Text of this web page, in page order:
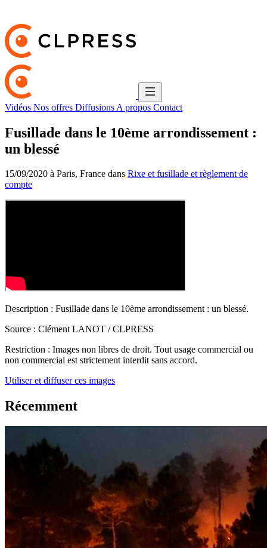
Vidéos Nos offres Diffusions A propos Contact
Fusillade dans le 10ème arrondissement :
un blessé
15/09/2020 à Paris, France dans Rixe et fusillade et règlement de
compte
Description : Fusillade dans le 10ème arrondissement : un blessé.
Source : Clément LANOT / CLPRESS
Restriction : Images non libres de droit. Tout usage commercial ou
non commercial est strictement interdit sans accord.
Utiliser et diffuser ces images
Récemment